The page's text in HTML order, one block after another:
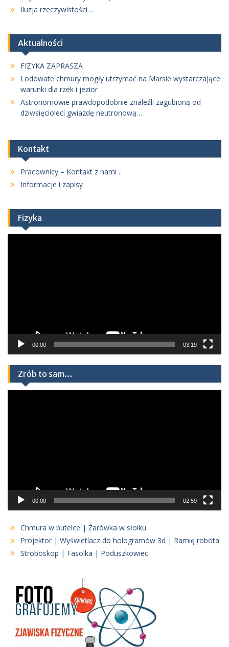
Iluzja rzeczywistości…
Aktualności
FIZYKA ZAPRASZA
Lodowate chmury mogły utrzymać na Marsie wystarczające
warunki dla rzek i jezior
Astronomowie prawdopodobnie znaleźli zagubioną od
dziwsięcioleci gwiazdę neutronową…
Kontakt
Pracownicy – Kontakt z nami ..
Informacje i zapisy
Fizyka
00:00 03:19
Zrób to sam…
00:00 02:59
Chmura w butelce | Żarówka w słoiku
Projektor | Wyświetlacz do hologramów 3d | Ramię robota
Stroboskop | Fasolka | Poduszkowiec